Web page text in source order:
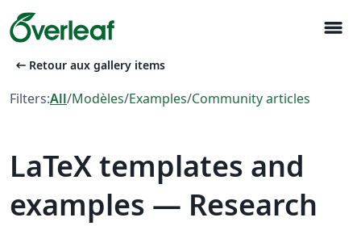
menu
arrow_left_alt Retour aux gallery items
Filters:All/Modèles/Examples/Community articles
LaTeX templates and
examples — Research